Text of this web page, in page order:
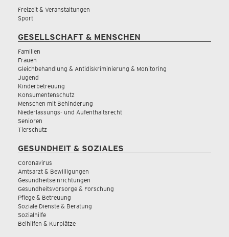
Freizeit & Veranstaltungen
Sport
GESELLSCHAFT & MENSCHEN
Familien
Frauen
Gleichbehandlung & Antidiskriminierung & Monitoring
Jugend
Kinderbetreuung
Konsumentenschutz
Menschen mit Behinderung
Niederlassungs- und Aufenthaltsrecht
Senioren
Tierschutz
GESUNDHEIT & SOZIALES
Coronavirus
Amtsarzt & Bewilligungen
Gesundheitseinrichtungen
Gesundheitsvorsorge & Forschung
Pflege & Betreuung
Soziale Dienste & Beratung
Sozialhilfe
Beihilfen & Kurplätze